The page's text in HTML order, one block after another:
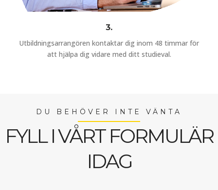
3.
Utbildningsarrangören kontaktar dig inom 48 timmar för
att hjälpa dig vidare med ditt studieval.
DU BEHÖVER INTE VÄNTA
FYLL I VÅRT FORMULÄR
IDAG